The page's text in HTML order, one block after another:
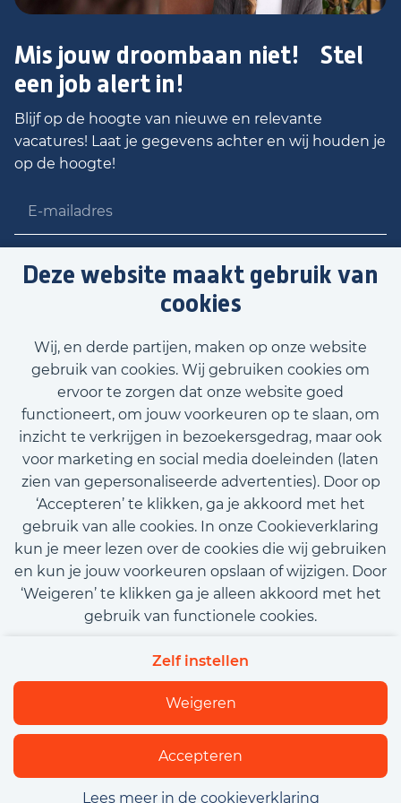
Deze website maakt gebruik van
cookies
Wij, en derde partijen, maken op onze website
gebruik van cookies. Wij gebruiken cookies om
ervoor te zorgen dat onze website goed
functioneert, om jouw voorkeuren op te slaan, om
inzicht te verkrijgen in bezoekersgedrag, maar ook
voor marketing en social media doeleinden (laten
zien van gepersonaliseerde advertenties). Door op
‘Accepteren’ te klikken, ga je akkoord met het
gebruik van alle cookies. In onze Cookieverklaring
kun je meer lezen over de cookies die wij gebruiken
en kun je jouw voorkeuren opslaan of wijzigen. Door
‘Weigeren’ te klikken ga je alleen akkoord met het
gebruik van functionele cookies.
Zelf instellen
Weigeren
Accepteren
Lees meer in de cookieverklaring
Mis jouw droombaan niet! Stel
een job alert in!
Blijf op de hoogte van nieuwe en relevante
vacatures! Laat je gegevens achter en wij houden je
op de hoogte!
Stel job alert in
Privacy
Algemene voorwaarden
Flexfamily